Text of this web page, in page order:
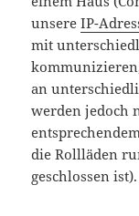
unsereIP-
mit
an
werden jedoch
die Rollläden
geschlossen ist).